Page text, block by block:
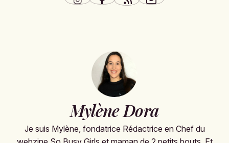
Mylène Dora
Je suis Mylène, fondatrice Rédactrice en Chef du